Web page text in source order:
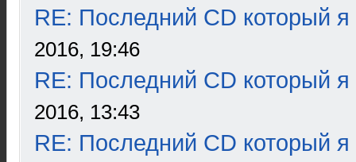
RE: Последний CD который я
2016, 19:46
RE: Последний CD который я
2016, 13:43
RE: Последний CD который я